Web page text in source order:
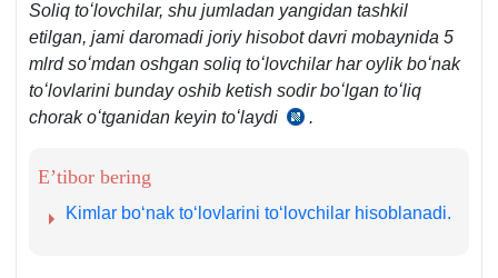
Soliq toʻlovchilar, shu jumladan yangidan tashkil
etilgan, jami daromadi joriy hisobot davri mobaynida 5
mlrd soʻmdan oshgan soliq toʻlovchilar har oylik boʻnak
toʻlovlarini bunday oshib ketish sodir boʻlgan toʻliq
chorak oʻtganidan keyin toʻlaydi
SK
.
E’tibor bering
Kimlar boʻnak toʻlovlarini toʻlovchilar hisoblanadi.